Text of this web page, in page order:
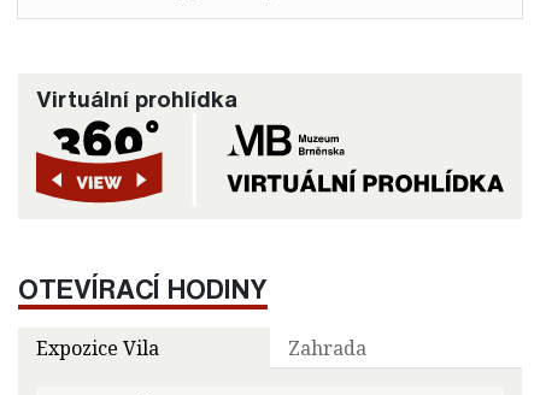
Virtuální prohlídka
OTEVÍRACÍ HODINY
Expozice Vila Zahrada